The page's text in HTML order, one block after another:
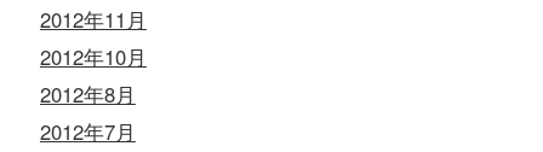
2012年11月
2012年10月
2012年8月
2012年7月